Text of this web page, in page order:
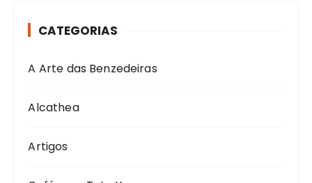
CATEGORIAS
A Arte das Benzedeiras
Alcathea
Artigos